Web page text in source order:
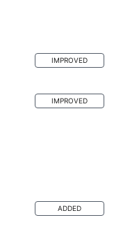
IMPROVED
IMPROVED
ADDED